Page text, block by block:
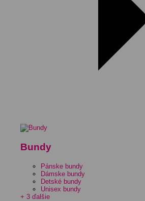
Bundy
Pánske bundy
Dámske bundy
Detské bundy
Unisex bundy
+ 3 ďalšie